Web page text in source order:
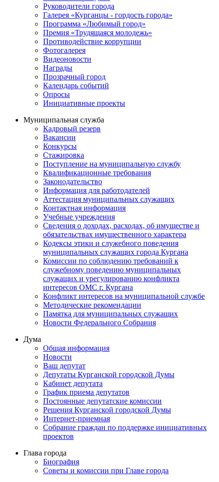
Руководители города
Галерея «Курганцы - гордость города»
Программа «Любимый город»
Премия «Трудящаяся молодежь»
Противодействие коррупции
Фотогалерея
Видеоновости
Награды
Прозрачный город
Календарь событий
Опросы
Инициативные проекты
Муниципальная служба
Кадровый резерв
Вакансии
Конкурсы
Стажировка
Поступление на муниципальную службу
Квалификационные требования
Законодательство
Информация для работодателей
Аттестация муниципальных служащих
Контактная информация
Учебные учреждения
Сведения о доходах, расходах, об имуществе и
обязательствах имущественного характера
Кодексы этики и служебного поведения
муниципальных служащих города Кургана
Комиссии по соблюдению требований к
служебному поведению муниципальных
служащих и урегулированию конфликта
интересов ОМС г. Кургана
Конфликт интересов на муниципальной службе
Методические рекомендации
Памятка для муниципальных служащих
Новости Федерального Cобрания
Дума
Общая информация
Новости
Ваш депутат
Депутаты Курганской городской Думы
Кабинет депутата
График приема депутатов
Постоянные депутатские комиссии
Решения Курганской городской Думы
Интернет-приемная
Собрание граждан по поддержке инициативных
проектов
Глава города
Биография
Советы и комиссии при Главе города